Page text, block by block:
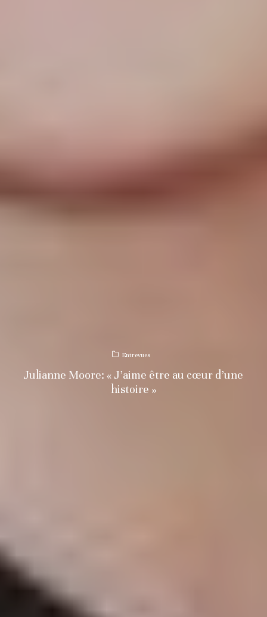
Entrevues
Julianne Moore: « J’aime être au cœur d’une
histoire »